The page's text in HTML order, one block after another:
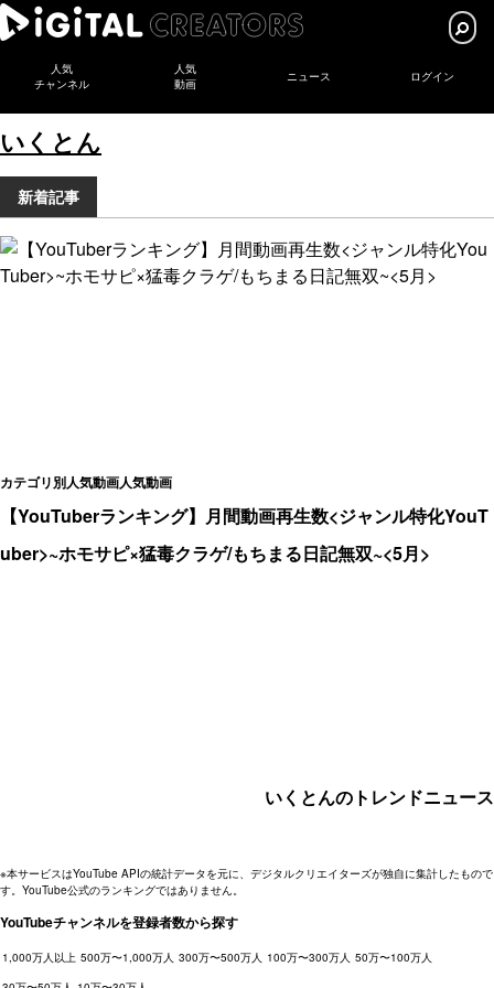
人気
チャンネル
人気
動画
ニュース ログイン
いくとん
新着記事
カテゴリ別人気動画人気動画
【YouTuberランキング】月間動画再生数<ジャンル特化YouT
uber>~ホモサピ×猛毒クラゲ/もちまる日記無双~<5月>
いくとんのトレンドニュース
※本サービスはYouTube APIの統計データを元に、デジタルクリエイターズが独自に集計したもので
す。YouTube公式のランキングではありません。
YouTubeチャンネルを登録者数から探す
1,000万人以上 500万〜1,000万人 300万〜500万人 100万〜300万人 50万〜100万人